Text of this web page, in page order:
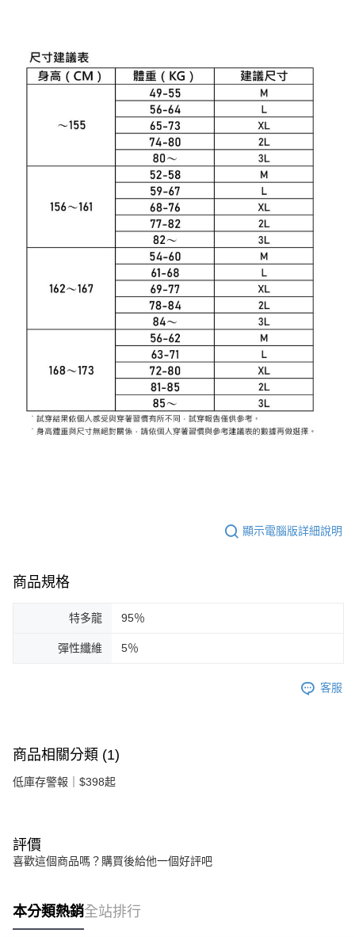
顯示電腦版詳細說明
商品規格
特多龍 95％
彈性纖維 5％
客服
商品相關分類 (1)
低庫存警報｜$398起
評價
喜歡這個商品嗎？購買後給他一個好評吧
本分類熱銷全站排行